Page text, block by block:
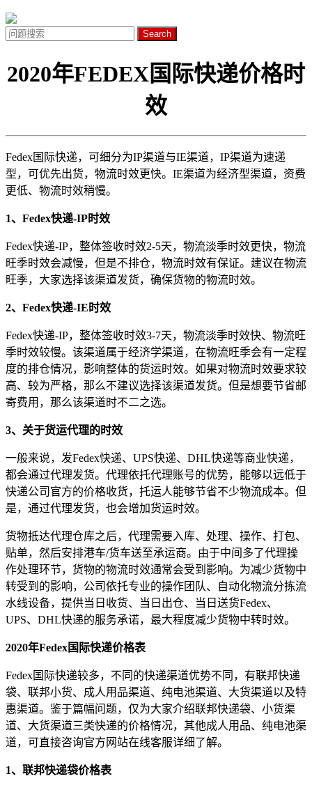
Search
2020年FEDEX国际快递价格时
效
Fedex国际快递，可细分为IP渠道与IE渠道，IP渠道为速递
型，可优先出货，物流时效更快。IE渠道为经济型渠道，资费
更低、物流时效稍慢。
1、Fedex快递-IP时效
Fedex快递-IP，整体签收时效2-5天，物流淡季时效更快，物流
旺季时效会减慢，但是不排仓，物流时效有保证。建议在物流
旺季，大家选择该渠道发货，确保货物的物流时效。
2、Fedex快递-IE时效
Fedex快递-IP，整体签收时效3-7天，物流淡季时效快、物流旺
季时效较慢。该渠道属于经济学渠道，在物流旺季会有一定程
度的排仓情况，影响整体的货运时效。如果对物流时效要求较
高、较为严格，那么不建议选择该渠道发货。但是想要节省邮
寄费用，那么该渠道时不二之选。
3、关于货运代理的时效
一般来说，发Fedex快递、UPS快递、DHL快递等商业快递，
都会通过代理发货。代理依托代理账号的优势，能够以远低于
快递公司官方的价格收货，托运人能够节省不少物流成本。但
是，通过代理发货，也会增加货运时效。
货物抵达代理仓库之后，代理需要入库、处理、操作、打包、
贴单，然后安排港车/货车送至承运商。由于中间多了代理操
作处理环节，货物的物流时效通常会受到影响。为减少货物中
转受到的影响，公司依托专业的操作团队、自动化物流分拣流
水线设备，提供当日收货、当日出仓、当日送货Fedex、
UPS、DHL快递的服务承诺，最大程度减少货物中转时效。
2020年Fedex国际快递价格表
Fedex国际快递较多，不同的快递渠道优势不同，有联邦快递
袋、联邦小货、成人用品渠道、纯电池渠道、大货渠道以及特
惠渠道。鉴于篇幅问题，仅为大家介绍联邦快递袋、小货渠
道、大货渠道三类快递的价格情况，其他成人用品、纯电池渠
道，可直接咨询官方网站在线客服详细了解。
1、联邦快递袋价格表